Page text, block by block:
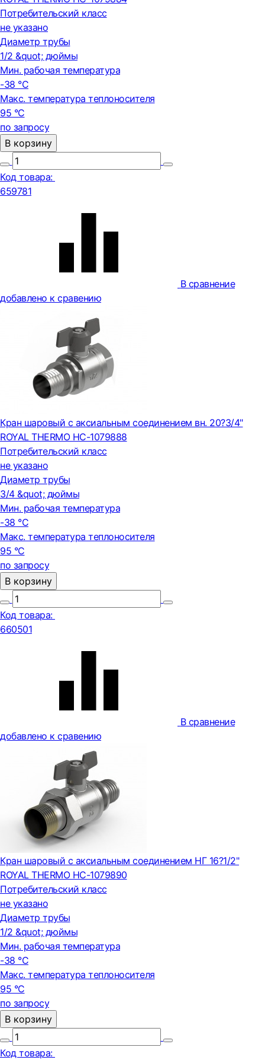
Потребительский класс
не указано
Диаметр трубы
1/2 &quot; дюймы
Мин. рабочая температура
-38 °С
Макс. температура теплоносителя
95 °С
по запросу
В корзину
Код товара:
659781
В сравнение
добавлено к сравению
Кран шаровый с аксиальным соединением вн. 20?3/4"
ROYAL THERMO НС-1079888
Потребительский класс
не указано
Диаметр трубы
3/4 &quot; дюймы
Мин. рабочая температура
-38 °С
Макс. температура теплоносителя
95 °С
по запросу
В корзину
Код товара:
660501
В сравнение
добавлено к сравению
Кран шаровый с аксиальным соединением НГ 16?1/2"
ROYAL THERMO НС-1079890
Потребительский класс
не указано
Диаметр трубы
1/2 &quot; дюймы
Мин. рабочая температура
-38 °С
Макс. температура теплоносителя
95 °С
по запросу
В корзину
Код товара: